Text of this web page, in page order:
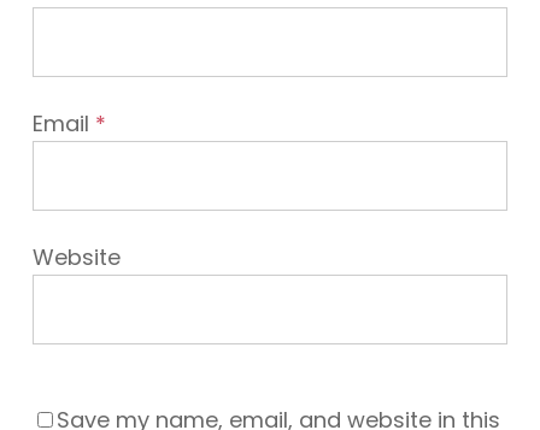
Email *
Website
Save my name, email, and website in this